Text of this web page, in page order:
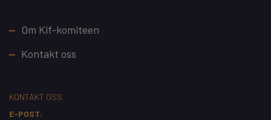
Footer
Om Kif-komiteen
Kontakt oss
KONTAKT OSS
E-POST: